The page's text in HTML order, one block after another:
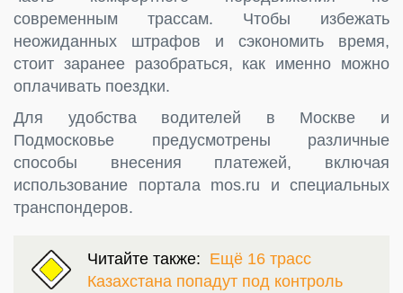
современным трассам. Чтобы избежать
неожиданных штрафов и сэкономить время,
стоит заранее разобраться, как именно можно
оплачивать поездки.
Для удобства водителей в Москве и
Подмосковье предусмотрены различные
способы внесения платежей, включая
использование портала mos.ru и специальных
транспондеров.
Читайте также: Ещё 16 трасс
Казахстана попадут под контроль